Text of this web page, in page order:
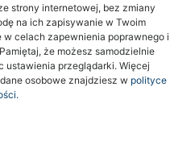
strony internetowej, bez zmiany
na ich zapisywanie w Twoim
celach zapewnienia poprawnego i
że możesz samodzielnie
ustawienia przeglądarki. Więcej
osobowe znajdziesz w polityce